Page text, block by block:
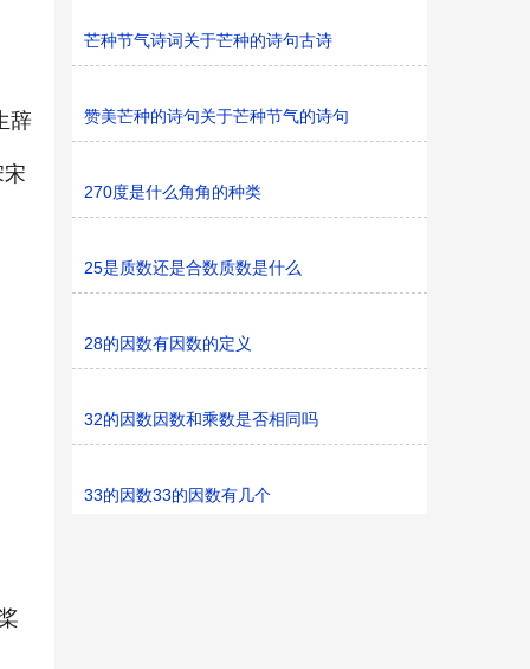
辞
芒种节气诗词关于芒种的诗句古诗
赞美芒种的诗句关于芒种节气的诗句
270度是什么角角的种类
25是质数还是合数质数是什么
28的因数有因数的定义
32的因数因数和乘数是否相同吗
33的因数33的因数有几个